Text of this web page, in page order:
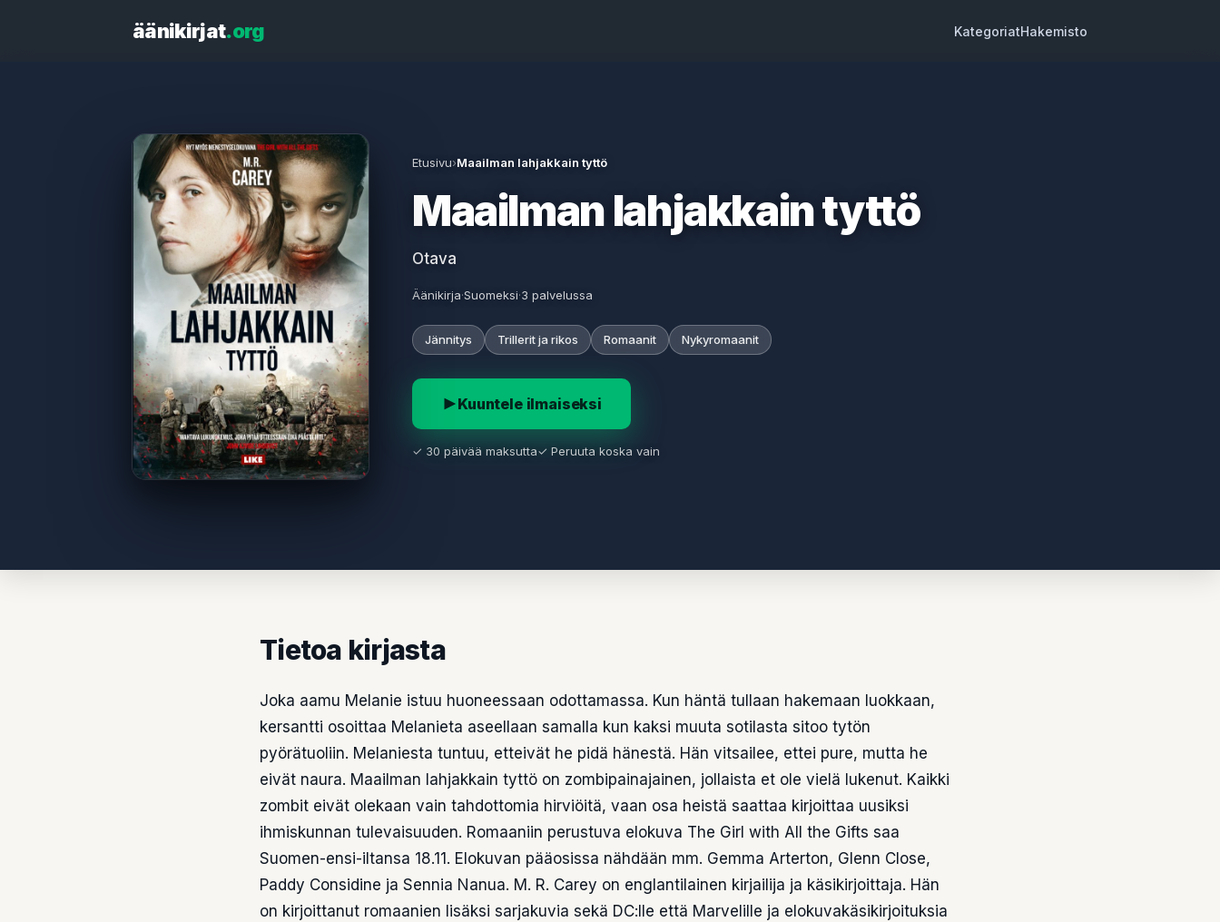
äänikirjat.org KategoriatHakemisto
Etusivu›Maailman lahjakkain tyttö
Maailman lahjakkain tyttö
Otava
Äänikirja·Suomeksi·3 palvelussa
Jännitys Trillerit ja rikos Romaanit Nykyromaanit
Kuuntele ilmaiseksi
✓ 30 päivää maksutta✓ Peruuta koska vain
Tietoa kirjasta
Joka aamu Melanie istuu huoneessaan odottamassa. Kun häntä tullaan hakemaan luokkaan,
kersantti osoittaa Melanieta aseellaan samalla kun kaksi muuta sotilasta sitoo tytön
pyörätuoliin. Melaniesta tuntuu, etteivät he pidä hänestä. Hän vitsailee, ettei pure, mutta he
eivät naura. Maailman lahjakkain tyttö on zombipainajainen, jollaista et ole vielä lukenut. Kaikki
zombit eivät olekaan vain tahdottomia hirviöitä, vaan osa heistä saattaa kirjoittaa uusiksi
ihmiskunnan tulevaisuuden. Romaaniin perustuva elokuva The Girl with All the Gifts saa
Suomen-ensi-iltansa 18.11. Elokuvan pääosissa nähdään mm. Gemma Arterton, Glenn Close,
Paddy Considine ja Sennia Nanua. M. R. Carey on englantilainen kirjailija ja käsikirjoittaja. Hän
on kirjoittanut romaanien lisäksi sarjakuvia sekä DC:lle että Marvelille ja elokuvakäsikirjoituksia